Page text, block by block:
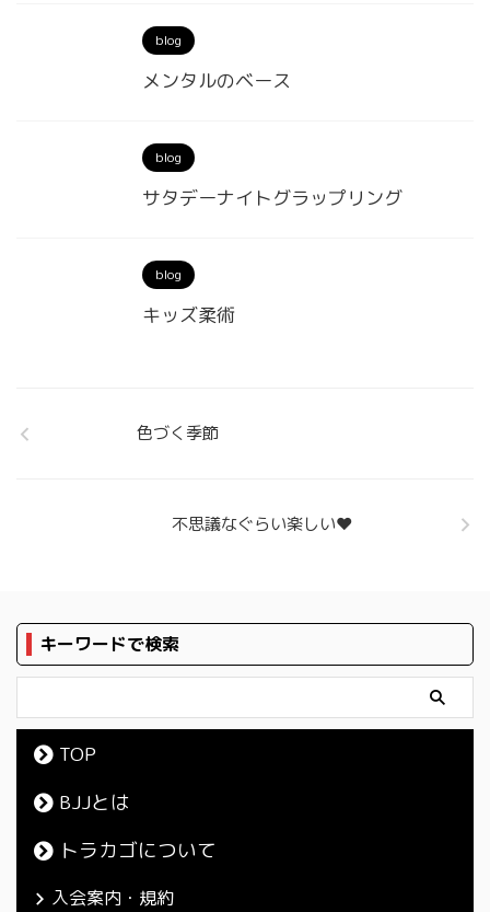
blog
メンタルのベース
blog
サタデーナイトグラップリング
blog
キッズ柔術
色づく季節
不思議なぐらい楽しい❤︎
キーワードで検索
TOP
BJJとは
トラカゴについて
入会案内・規約